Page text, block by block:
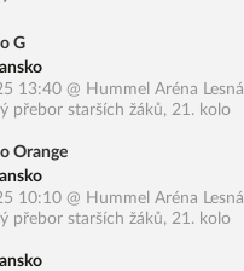
G
13:40 @ Hummel Aréna Lesná
přebor starších žáků, 21. kolo
Orange
10:10 @ Hummel Aréna Lesná
přebor starších žáků, 21. kolo